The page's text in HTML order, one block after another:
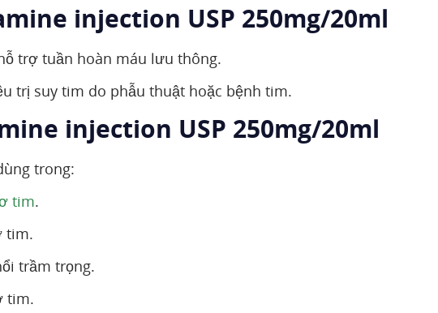
injection USP 250mg/20ml
trợ tuần hoàn máu lưu thông.
trị suy tim do phẫu thuật hoặc bệnh tim.
injection USP 250mg/20ml
trong:
tim.
tim.
trầm trọng.
tim.